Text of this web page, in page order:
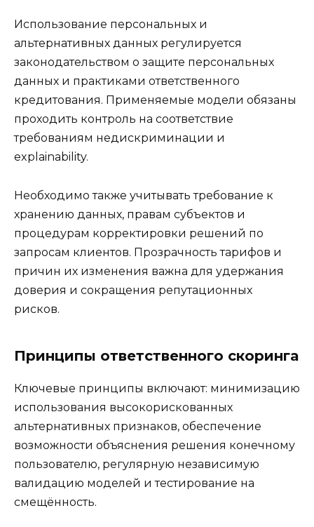
Использование персональных и
альтернативных данных регулируется
законодательством о защите персональных
данных и практиками ответственного
кредитования. Применяемые модели обязаны
проходить контроль на соответствие
требованиям недискриминации и
explainability.
Необходимо также учитывать требование к
хранению данных, правам субъектов и
процедурам корректировки решений по
запросам клиентов. Прозрачность тарифов и
причин их изменения важна для удержания
доверия и сокращения репутационных
рисков.
Принципы ответственного скоринга
Ключевые принципы включают: минимизацию
использования высокорискованных
альтернативных признаков, обеспечение
возможности объяснения решения конечному
пользователю, регулярную независимую
валидацию моделей и тестирование на
смещённость.